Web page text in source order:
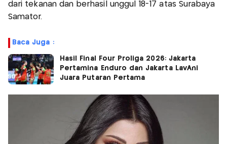
dari tekanan dan berhasil unggul 18-17 atas Surabaya
Samator.
Baca Juga :
Hasil Final Four Proliga 2026: Jakarta
Pertamina Enduro dan Jakarta LavAni
Juara Putaran Pertama